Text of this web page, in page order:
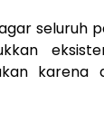
seluruh
karena